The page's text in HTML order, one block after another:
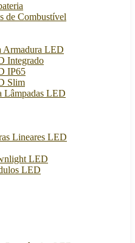
de Combustível
Armadura LED
Integrado
IP65
Slim
Lâmpadas LED
Lineares LED
LED
LED